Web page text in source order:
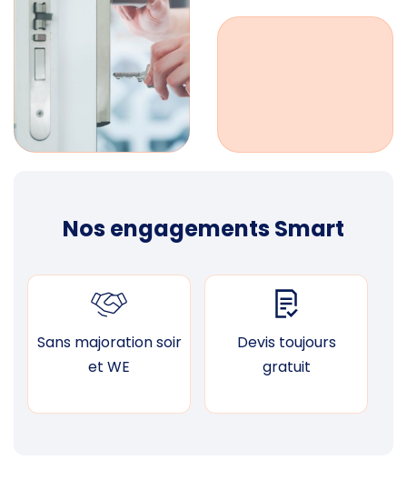
Nos engagements Smart
Sans majoration soir
et WE
Devis toujours
gratuit